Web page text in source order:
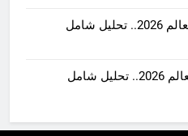
ألمانيا و باراغواي في كأس العالم 2026.. تحليل شامل
البرازيل و اليابان في كأس العالم 2026.. تحليل شامل